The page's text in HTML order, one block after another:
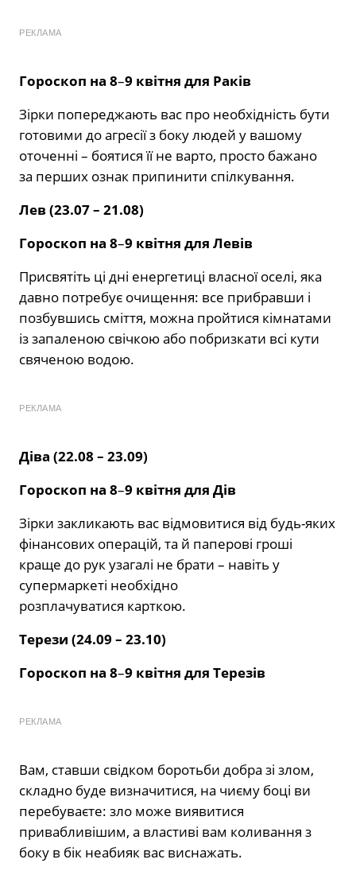
РЕКЛАМА
Гороскоп на 8–9 квітня для Раків
Зірки попереджають вас про необхідність бути
готовими до агресії з боку людей у вашому
оточенні – боятися її не варто, просто бажано
за перших ознак припинити спілкування.
Лев (23.07 – 21.08)
Гороскоп на 8–9 квітня для Левів
Присвятіть ці дні енергетиці власної оселі, яка
давно потребує очищення: все прибравши і
позбувшись сміття, можна пройтися кімнатами
із запаленою свічкою або побризкати всі кути
свяченою водою.
РЕКЛАМА
Діва (22.08 – 23.09)
Гороскоп на 8–9 квітня для Дів
Зірки закликають вас відмовитися від будь-яких
фінансових операцій, та й паперові гроші
краще до рук узагалі не брати – навіть у
супермаркеті необхідно
розплачуватися карткою.
Терези (24.09 – 23.10)
Гороскоп на 8–9 квітня для Терезів
РЕКЛАМА
Вам, ставши свідком боротьби добра зі злом,
складно буде визначитися, на чиєму боці ви
перебуваєте: зло може виявитися
привабливішим, а властиві вам коливання з
боку в бік неабияк вас виснажать.